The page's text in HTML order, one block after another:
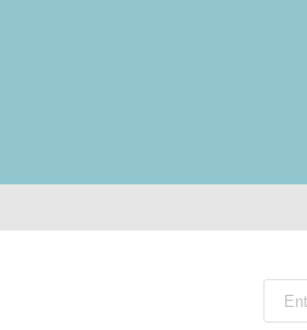
Search
for: